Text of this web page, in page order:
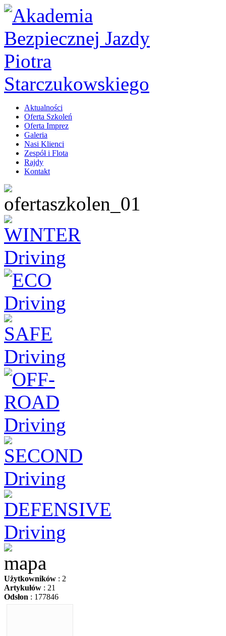
Aktualności
Oferta Szkoleń
Oferta Imprez
Galeria
Nasi Klienci
Zespół i Flota
Rajdy
Kontakt
Użytkowników : 2
Artykułów : 21
Odsłon : 177846